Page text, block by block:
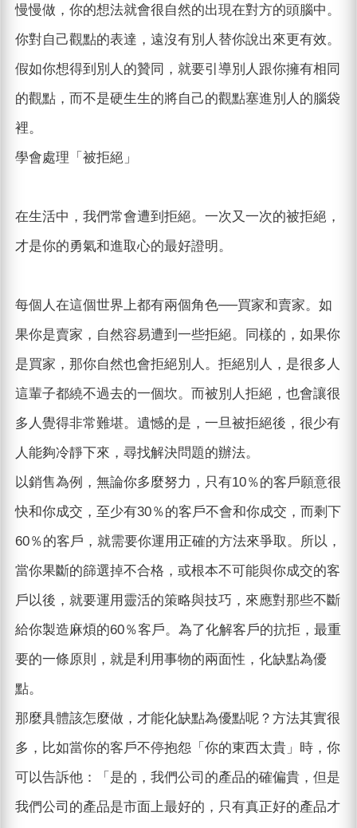
慢慢做，你的想法就會很自然的出現在對方的頭腦中。
你對自己觀點的表達，遠沒有別人替你說出來更有效。
假如你想得到別人的贊同，就要引導別人跟你擁有相同
的觀點，而不是硬生生的將自己的觀點塞進別人的腦袋
裡。
學會處理「被拒絕」
在生活中，我們常會遭到拒絕。一次又一次的被拒絕，
才是你的勇氣和進取心的最好證明。
每個人在這個世界上都有兩個角色──買家和賣家。如
果你是賣家，自然容易遭到一些拒絕。同樣的，如果你
是買家，那你自然也會拒絕別人。拒絕別人，是很多人
這輩子都繞不過去的一個坎。而被別人拒絕，也會讓很
多人覺得非常難堪。遺憾的是，一旦被拒絕後，很少有
人能夠冷靜下來，尋找解決問題的辦法。
以銷售為例，無論你多麼努力，只有10％的客戶願意很
快和你成交，至少有30％的客戶不會和你成交，而剩下
60％的客戶，就需要你運用正確的方法來爭取。所以，
當你果斷的篩選掉不合格，或根本不可能與你成交的客
戶以後，就要運用靈活的策略與技巧，來應對那些不斷
給你製造麻煩的60％客戶。為了化解客戶的抗拒，最重
要的一條原則，就是利用事物的兩面性，化缺點為優
點。
那麼具體該怎麼做，才能化缺點為優點呢？方法其實很
多，比如當你的客戶不停抱怨「你的東西太貴」時，你
可以告訴他：「是的，我們公司的產品的確偏貴，但是
我們公司的產品是市面上最好的，只有真正好的產品才